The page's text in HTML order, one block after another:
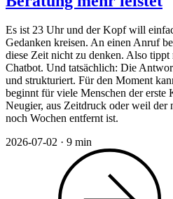
Es ist 23 Uhr und der Kopf will
Gedanken kreisen. An einen Anruf
diese Zeit nicht zu denken. Also tippt
Chatbot. Und tatsächlich: Die
und strukturiert. Für den Moment
beginnt für viele Menschen der
Neugier, aus Zeitdruck oder weil der
noch Wochen entfernt ist.
2026-07-02 · 9 min